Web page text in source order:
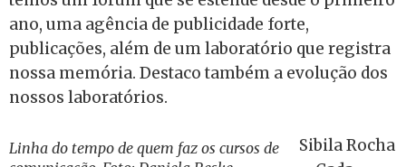
ano, uma agência de publicidade forte,
publicações, além de um laboratório que registra
nossa memória. Destaco também a evolução dos
nossos laboratórios.
Linha do tempo de quem faz os cursos de
Sibila Rocha